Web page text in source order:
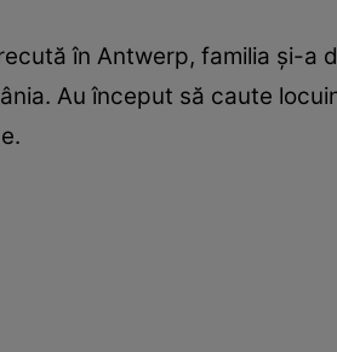
în Antwerp, familia și-a
Au început să caute